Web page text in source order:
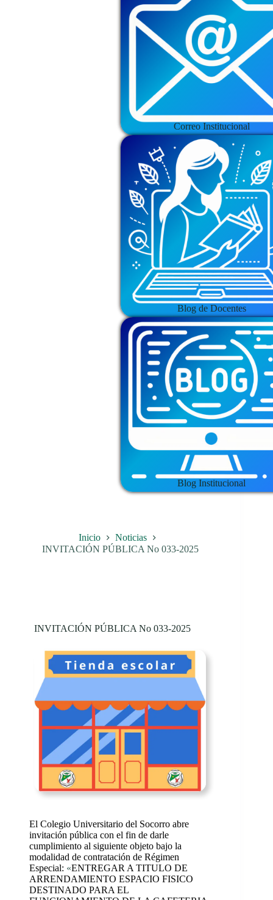
Correo Institucional
Blog de Docentes
Blog Institucional
Inicio
Noticias
INVITACIÓN PÚBLICA No 033-2025
INVITACIÓN PÚBLICA No 033-2025
El Colegio Universitario del Socorro abre
invitación pública con el fin de darle
cumplimiento al siguiente objeto bajo la
modalidad de contratación de Régimen
Especial: «ENTREGAR A TITULO DE
ARRENDAMIENTO ESPACIO FISICO
DESTINADO PARA EL